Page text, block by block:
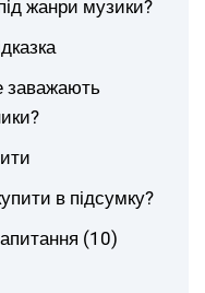
жанри музики?
заважають
в підсумку?
(10)